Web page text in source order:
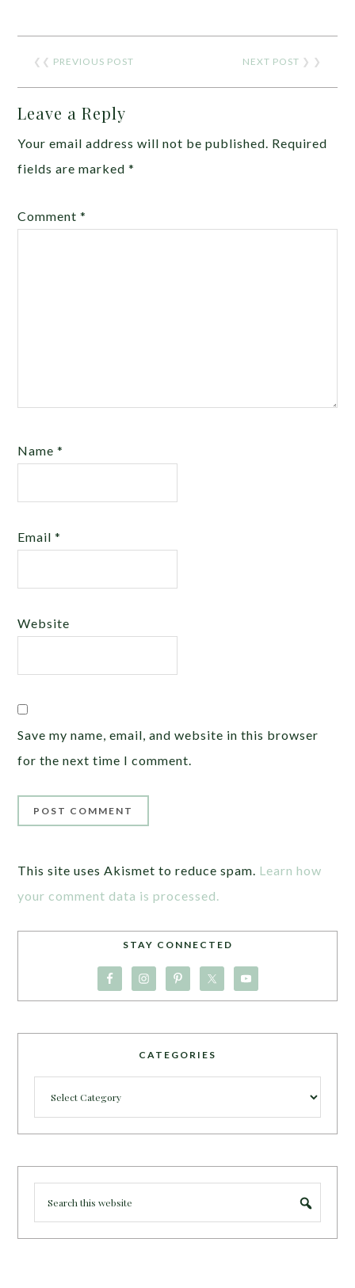
❮❮ PREVIOUS POST NEXT POST ❯ ❯
Leave a Reply
Your email address will not be published. Required
fields are marked*
Comment*
Name*
Email*
Website
Save my name, email, and website in this browser
for the next time I comment.
This site uses Akismet to reduce spam. Learn how
your comment data is processed.
STAY CONNECTED
CATEGORIES